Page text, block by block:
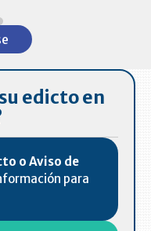
edicto en
o Aviso de
para